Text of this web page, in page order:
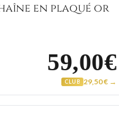
en plaqué or
59,00€
CLUB 29,50 € →